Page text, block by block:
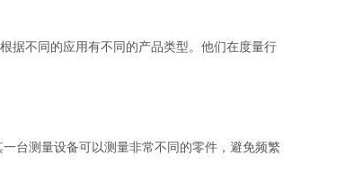
据不同的应用有不同的产品类型。他们在度量行
台测量设备可以测量非常不同的零件，避免频繁